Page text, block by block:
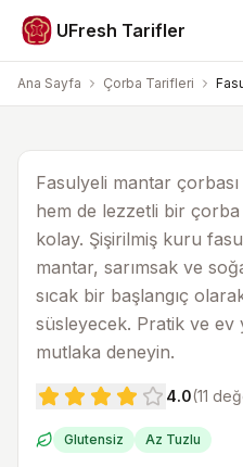
UFresh Tarifler
Ana Sayfa Çorba Tarifleri
Çorba Tarifleri
Fasulyeli Mantar
20 dk 40 dk 5
Fasulyeli mantar
hem de lezzetli bir
kolay. Şişirilmiş kuru
mantar, sarımsak ve
sıcak bir başlangıç
süsleyecek. Pratik ve ev
mutlaka deneyin.
4.0(11
Glutensiz Az Tuzlu